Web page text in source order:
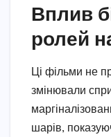
Вплив
ролей
Ці фільми не
змінювали
шарів,